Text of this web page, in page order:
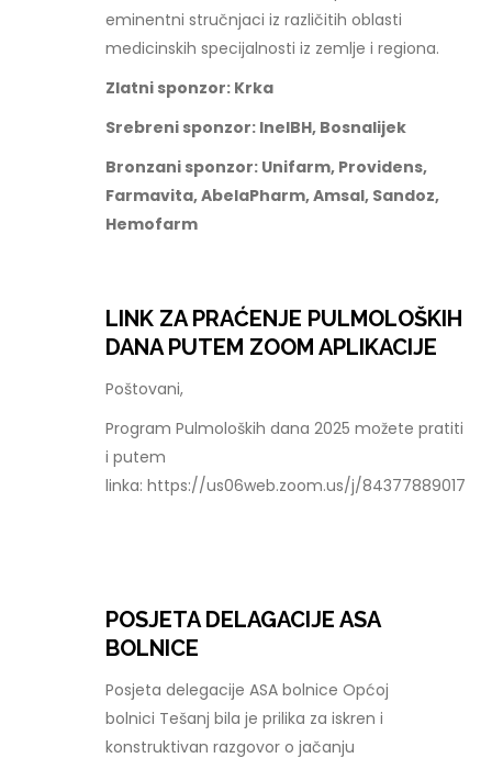
eminentni stručnjaci iz različitih oblasti
medicinskih specijalnosti iz zemlje i regiona.
Zlatni sponzor: Krka
Srebreni sponzor: InelBH, Bosnalijek
Bronzani sponzor: Unifarm, Providens,
Farmavita, AbelaPharm, Amsal, Sandoz,
Hemofarm
LINK ZA PRAĆENJE PULMOLOŠKIH
DANA PUTEM ZOOM APLIKACIJE
Poštovani,
Program Pulmoloških dana 2025 možete pratiti
i putem
linka: https://us06web.zoom.us/j/84377889017
POSJETA DELAGACIJE ASA
BOLNICE
Posjeta delegacije ASA bolnice Općoj
bolnici Tešanj bila je prilika za iskren i
konstruktivan razgovor o jačanju